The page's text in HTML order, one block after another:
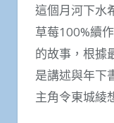
這個月河下水
草莓100%續
的故事，根據
是講述與年下
主角令東城綾